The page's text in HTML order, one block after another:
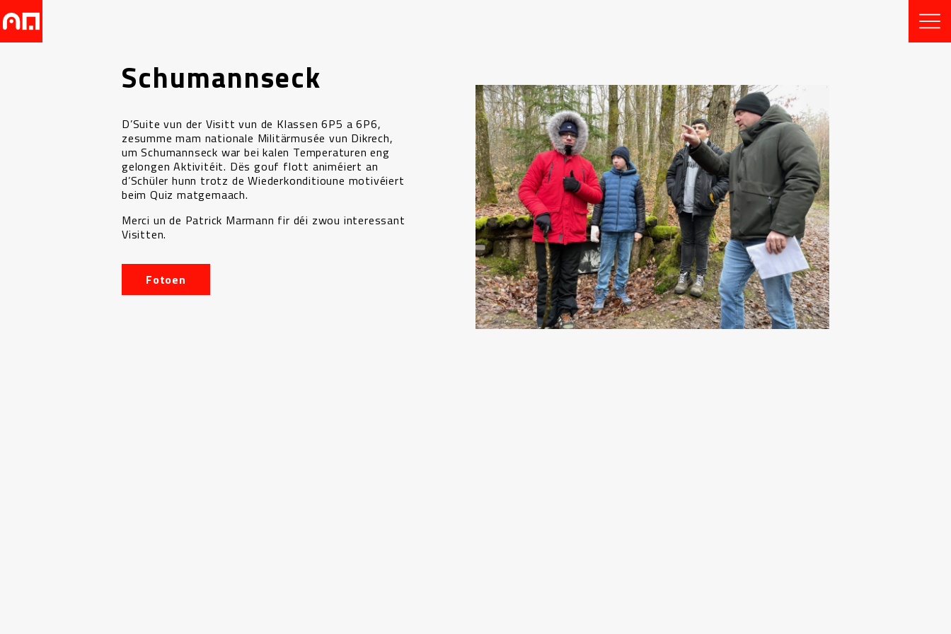
Schumannseck
D’Suite vun der Visitt vun de Klassen 6P5 a 6P6,
zesumme mam nationale Militärmusée vun Dikrech,
um Schumannseck war bei kalen Temperaturen eng
gelongen Aktivitéit. Dës gouf flott animéiert an
d’Schüler hunn trotz de Wiederkonditioune motivéiert
beim Quiz matgemaach.
Merci un de Patrick Marmann fir déi zwou interessant
Visitten.
Fotoen